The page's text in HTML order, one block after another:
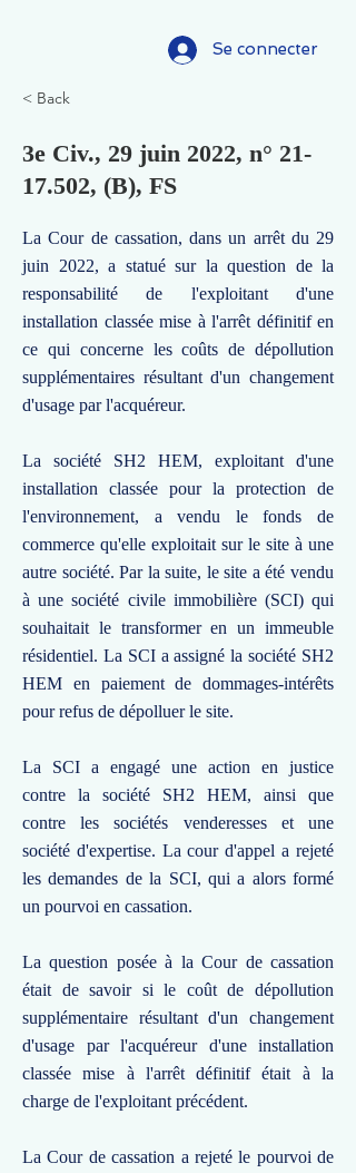
Se connecter
< Back
3e Civ., 29 juin 2022, n° 21-
17.502, (B), FS
La Cour de cassation, dans un arrêt du 29
juin 2022, a statué sur la question de la
responsabilité de l'exploitant d'une
installation classée mise à l'arrêt définitif en
ce qui concerne les coûts de dépollution
supplémentaires résultant d'un changement
d'usage par l'acquéreur.
La société SH2 HEM, exploitant d'une
installation classée pour la protection de
l'environnement, a vendu le fonds de
commerce qu'elle exploitait sur le site à une
autre société. Par la suite, le site a été vendu
à une société civile immobilière (SCI) qui
souhaitait le transformer en un immeuble
résidentiel. La SCI a assigné la société SH2
HEM en paiement de dommages-intérêts
pour refus de dépolluer le site.
La SCI a engagé une action en justice
contre la société SH2 HEM, ainsi que
contre les sociétés venderesses et une
société d'expertise. La cour d'appel a rejeté
les demandes de la SCI, qui a alors formé
un pourvoi en cassation.
La question posée à la Cour de cassation
était de savoir si le coût de dépollution
supplémentaire résultant d'un changement
d'usage par l'acquéreur d'une installation
classée mise à l'arrêt définitif était à la
charge de l'exploitant précédent.
La Cour de cassation a rejeté le pourvoi de